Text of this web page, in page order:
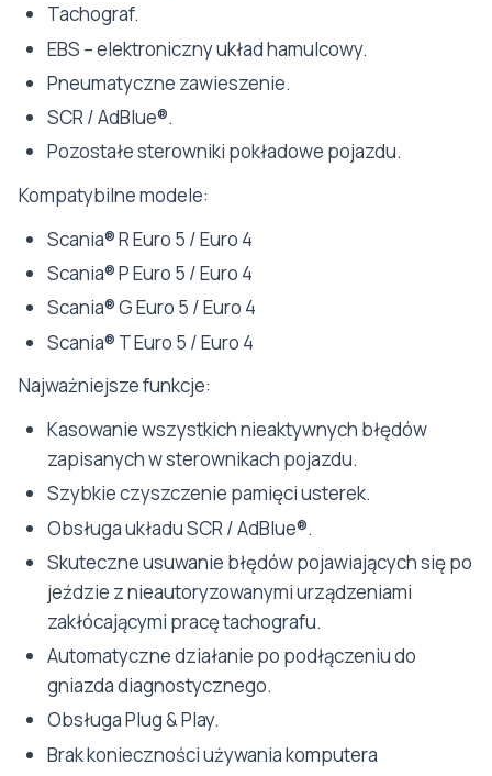
Tachograf.
EBS – elektroniczny układ hamulcowy.
Pneumatyczne zawieszenie.
SCR / AdBlue®.
Pozostałe sterowniki pokładowe pojazdu.
Kompatybilne modele:
Scania® R Euro 5 / Euro 4
Scania® P Euro 5 / Euro 4
Scania® G Euro 5 / Euro 4
Scania® T Euro 5 / Euro 4
Najważniejsze funkcje:
Kasowanie wszystkich nieaktywnych błędów
zapisanych w sterownikach pojazdu.
Szybkie czyszczenie pamięci usterek.
Obsługa układu SCR / AdBlue®.
Skuteczne usuwanie błędów pojawiających się po
jeździe z nieautoryzowanymi urządzeniami
zakłócającymi pracę tachografu.
Automatyczne działanie po podłączeniu do
gniazda diagnostycznego.
Obsługa Plug & Play.
Brak konieczności używania komputera